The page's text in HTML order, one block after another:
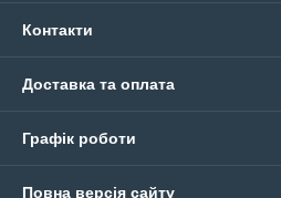
Контакти
Доставка та оплата
Графік роботи
Повна версія сайту